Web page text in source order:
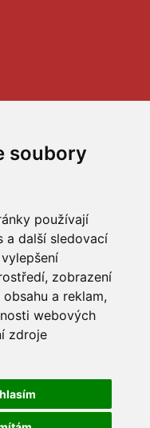
soubory
používají
a další sledovací
zobrazení
a reklam,
webových
zdroje